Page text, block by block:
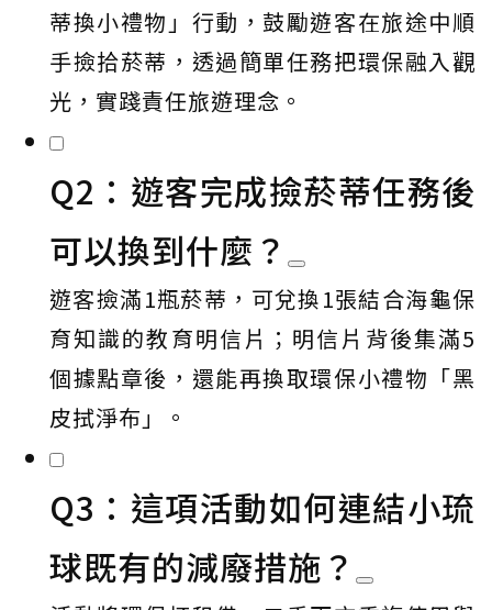
蒂換小禮物」行動，鼓勵遊客在旅途中順
手撿拾菸蒂，透過簡單任務把環保融入觀
光，實踐責任旅遊理念。
Q2：遊客完成撿菸蒂任務後
可以換到什麼？
遊客撿滿1瓶菸蒂，可兌換1張結合海龜保
育知識的教育明信片；明信片背後集滿5
個據點章後，還能再換取環保小禮物「黑
皮拭淨布」。
Q3：這項活動如何連結小琉
球既有的減廢措施？